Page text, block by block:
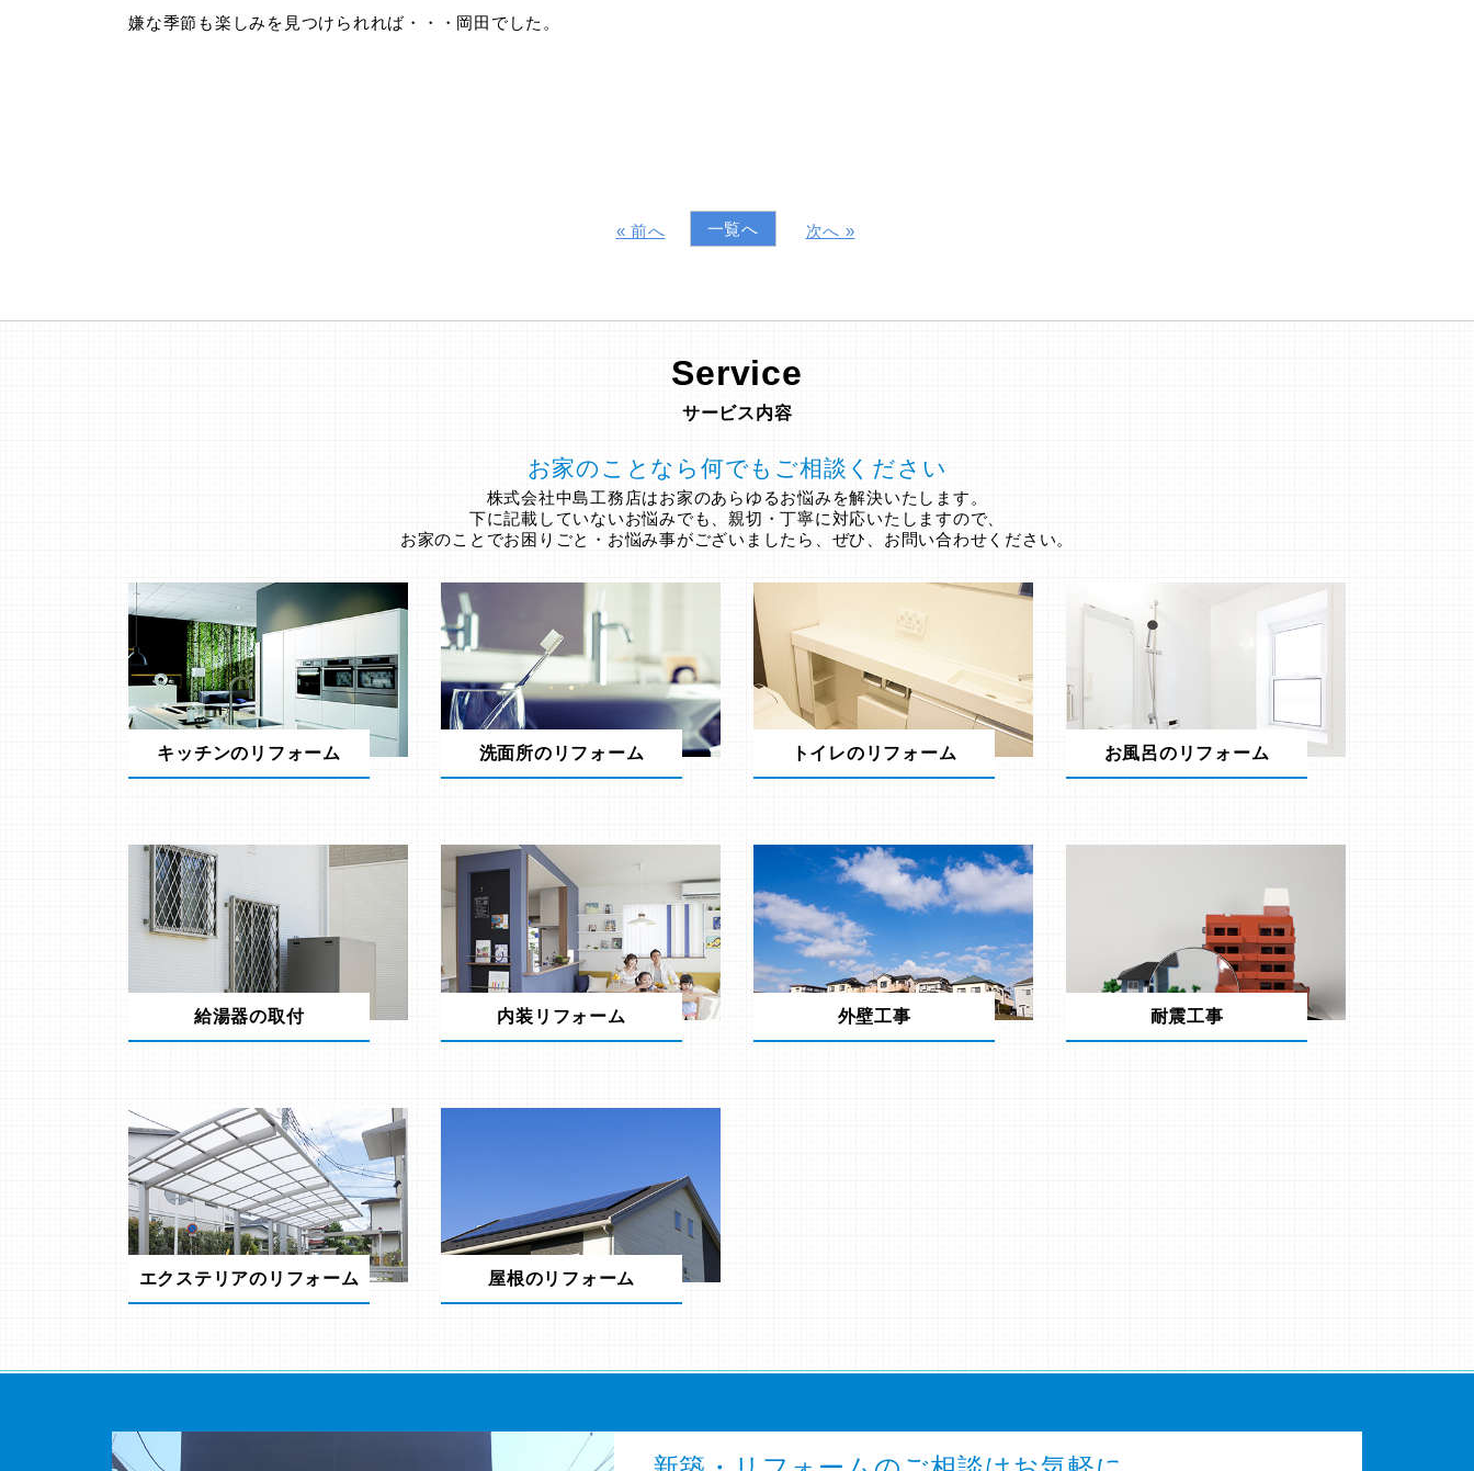
嫌な季節も楽しみを見つけられれば・・・岡田でした。
« 前へ 一覧へ 次へ »
Service
サービス内容
お家のことなら何でもご相談ください
株式会社中島工務店はお家のあらゆるお悩みを解決いたします。
下に記載していないお悩みでも、親切・丁寧に対応いたしますので、
お家のことでお困りごと・お悩み事がございましたら、ぜひ、お問い合わせください。
キッチンのリフォーム 洗面所のリフォーム トイレのリフォーム お風呂のリフォーム
給湯器の取付 内装リフォーム 外壁工事 耐震工事
エクステリアのリフォーム 屋根のリフォーム